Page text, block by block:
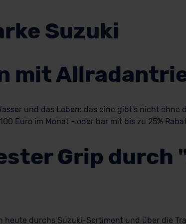
Suzuki
mit
und das Leben: das eine gibt's nicht
Euro im Monat - oder bar mit bis zu 25%
Grip durch
heute durchs Suzuki-Sortiment und über die